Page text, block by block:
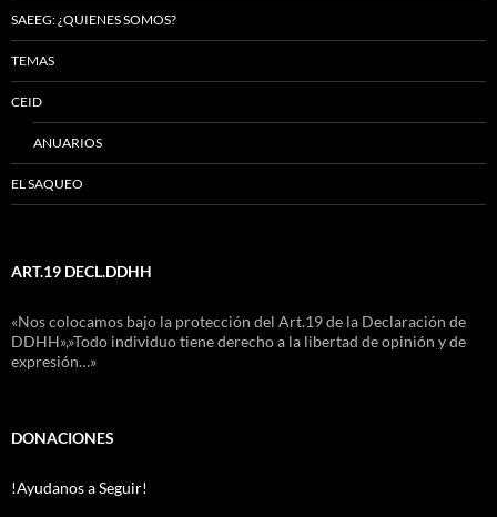
SAEEG: ¿QUIENES SOMOS?
TEMAS
CEID
ANUARIOS
EL SAQUEO
ART.19 DECL.DDHH
«Nos colocamos bajo la protección del Art.19 de la Declaración de
DDHH»,»Todo individuo tiene derecho a la libertad de opinión y de
expresión…»
DONACIONES
!Ayudanos a Seguir!